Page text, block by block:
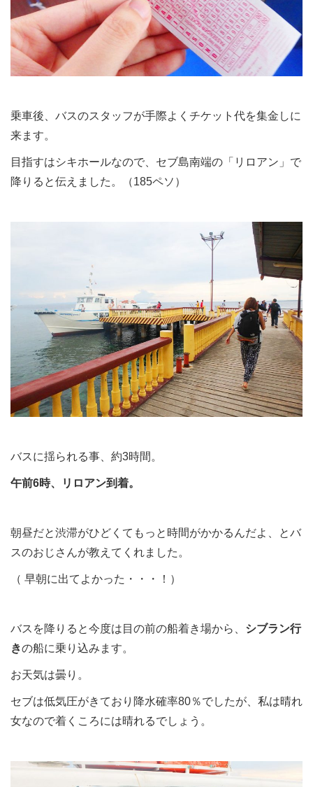
乗車後、バスのスタッフが手際よくチケット代を集金しに
来ます。
目指すはシキホールなので、セブ島南端の「リロアン」で
降りると伝えました。（185ペソ）
バスに揺られる事、約3時間。
午前6時、リロアン到着。
朝昼だと渋滞がひどくてもっと時間がかかるんだよ、とバ
スのおじさんが教えてくれました。
（ 早朝に出てよかった・・・！）
バスを降りると今度は目の前の船着き場から、 シブラン行
きの船に乗り込みます。
お天気は曇り。
セブは低気圧がきており降水確率80％でしたが、私は晴れ
女なので着くころには晴れるでしょう。